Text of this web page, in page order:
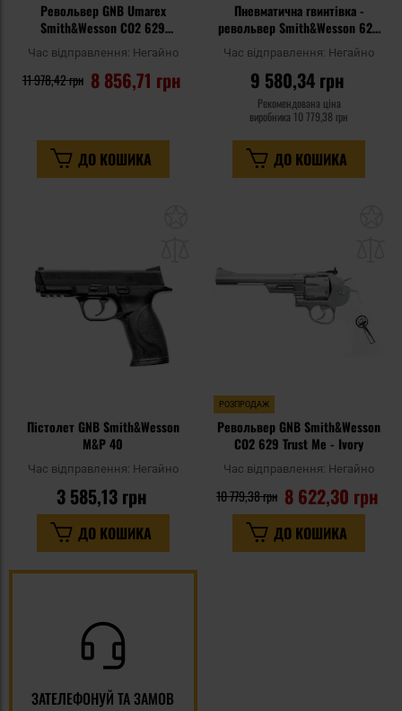
Револьвер GNB Umarex
Smith&Wesson CO2 629
Competitor 6" - Silver
Час відправлення: Негайно
8 856,71 грн
11 978,42 грн
ДО КОШИКА
Пневматична гвинтівка -
револьвер Smith&Wesson 629
Trust Me 4,5 мм - Ivory
Час відправлення: Негайно
9 580,34 грн
Рекомендована ціна
виробника 10 779,38 грн
ДО КОШИКА
уподобань
Пістолет GNB Smith&Wesson
M&P 40
Час відправлення: Негайно
3 585,13 грн
ДО КОШИКА
РОЗПРОДАЖ
Револьвер GNB Smith&Wesson
CO2 629 Trust Me - Ivory
Час відправлення: Негайно
8 622,30 грн
10 779,38 грн
ДО КОШИКА
ЗАТЕЛЕФОНУЙ ТА ЗАМОВ